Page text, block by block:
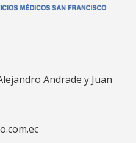
Andrade y Juan